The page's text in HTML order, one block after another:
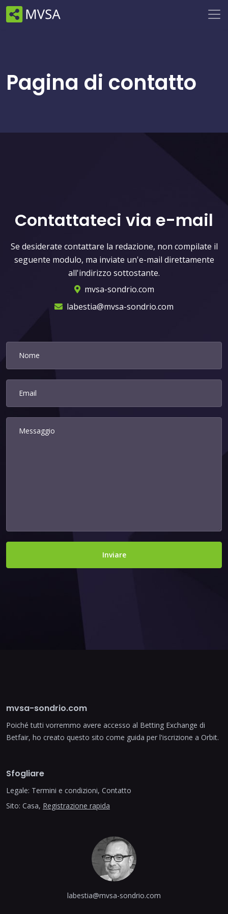
Pagina di contatto
Contattateci via e-mail
Se desiderate contattare la redazione, non compilate il
seguente modulo, ma inviate un'e-mail direttamente
all'indirizzo sottostante.
mvsa-sondrio.com
labestia@mvsa-sondrio.com
Inviare
mvsa-sondrio.com
Poiché tutti vorremmo avere accesso al Betting Exchange di
Betfair, ho creato questo sito come guida per l'iscrizione a Orbit.
Sfogliare
Legale: Termini e condizioni, Contatto
Sito: Casa, Registrazione rapida
labestia@mvsa-sondrio.com